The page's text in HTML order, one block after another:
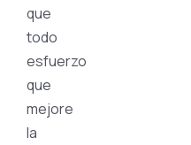
que
todo
esfuerzo
que
mejore
la